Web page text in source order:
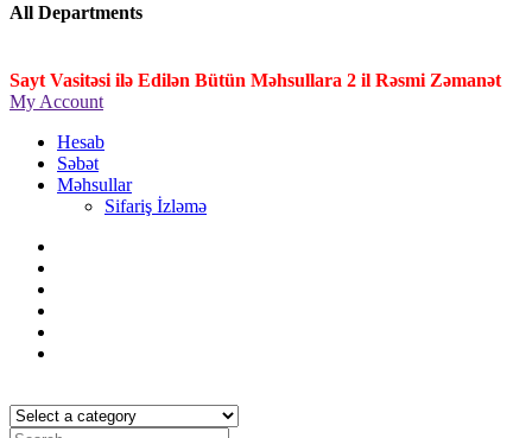
All Departments
Sayt Vasitəsi ilə Edilən Bütün Məhsullara 2 il Rəsmi Zəmanət
My Account
Hesab
Səbət
Məhsullar
Sifariş İzləmə